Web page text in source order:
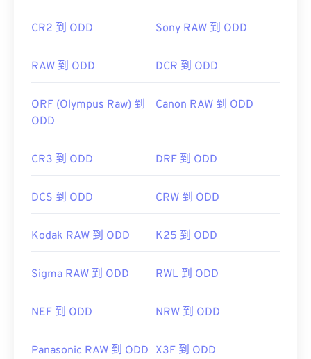
CR2 到 ODD Sony RAW 到 ODD
RAW 到 ODD DCR 到 ODD
ORF (Olympus Raw) 到
ODD
Canon RAW 到 ODD
CR3 到 ODD DRF 到 ODD
DCS 到 ODD CRW 到 ODD
Kodak RAW 到 ODD K25 到 ODD
Sigma RAW 到 ODD RWL 到 ODD
NEF 到 ODD NRW 到 ODD
Panasonic RAW 到 ODD X3F 到 ODD